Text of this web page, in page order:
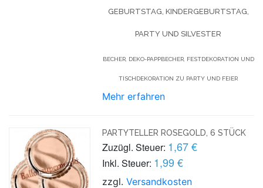
GEBURTSTAG, KINDERGEBURTSTAG,
PARTY UND SILVESTER
BECHER, DEKO-PAPPBECHER, FESTDEKORATION UND
TISCHDEKORATION ZU PARTY UND FEIER
Mehr erfahren
PARTYTELLER ROSEGOLD, 6 STÜCK
Zuzügl. Steuer: 1,67 €
Inkl. Steuer: 1,99 €
zzgl.Versandkosten